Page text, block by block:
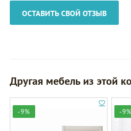
ОСТАВИТЬ СВОЙ ОТЗЫВ
Другая мебель из этой
-9% -9%